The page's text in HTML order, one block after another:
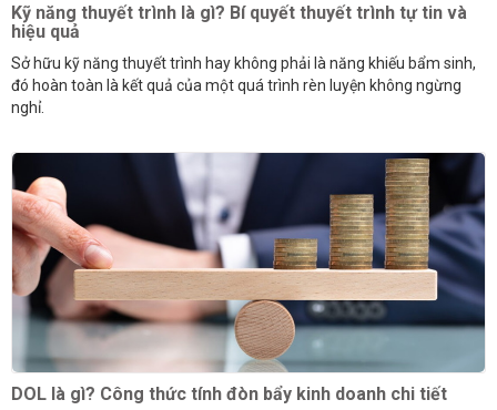
Kỹ năng thuyết trình là gì? Bí quyết thuyết trình tự tin và
hiệu quả
Sở hữu kỹ năng thuyết trình hay không phải là năng khiếu bẩm sinh,
đó hoàn toàn là kết quả của một quá trình rèn luyện không ngừng
nghỉ.
DOL là gì? Công thức tính đòn bẩy kinh doanh chi tiết